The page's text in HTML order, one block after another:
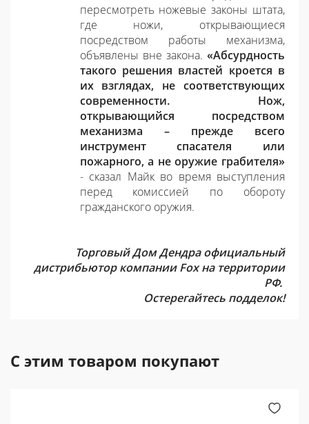
пересмотреть ножевые законы штата,
где ножи, открывающиеся
посредством работы механизма,
объявлены вне закона. «Абсурдность
такого решения властей кроется в
их взглядах, не соответствующих
современности. Нож,
открывающийся посредством
механизма – прежде всего
инструмент спасателя или
пожарного, а не оружие грабителя»
- сказал Майк во время выступления
перед комиссией по обороту
гражданского оружия.
Торговый Дом Дендра официальный
дистрибьютор компании Fox на территории
РФ.
Остерегайтесь подделок!
С этим товаром покупают